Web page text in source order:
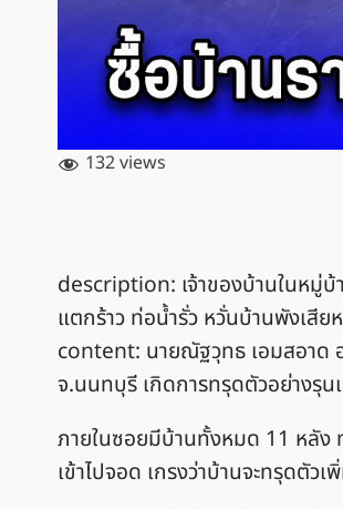
132 views
description: เจ้าของบ้านในหมู่
แตกร้าว ท่อน้ำรั่ว หวั่นบ้านพังเสีย
content: นายณัฐวุทธ เอมสอาด
จ.นนทบุรี เกิดการทรุดตัวอย่างรุน
ภายในซอยมีบ้านทั้งหมด 11 หลัง
เข้าไปจอด เกรงว่าบ้านจะทรุดตั